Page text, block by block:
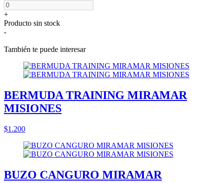
+
Producto sin stock
-
También te puede interesar
BERMUDA TRAINING MIRAMAR
MISIONES
$1.200
BUZO CANGURO MIRAMAR